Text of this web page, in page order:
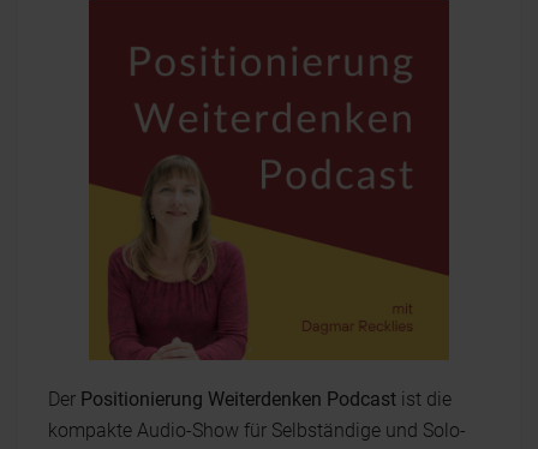
Der Positionierung Weiterdenken Podcast ist die
kompakte Audio-Show für Selbständige und Solo-